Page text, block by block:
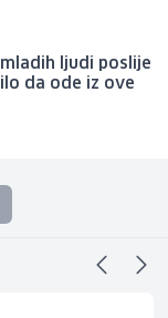
ljudi poslije
da ode iz ove